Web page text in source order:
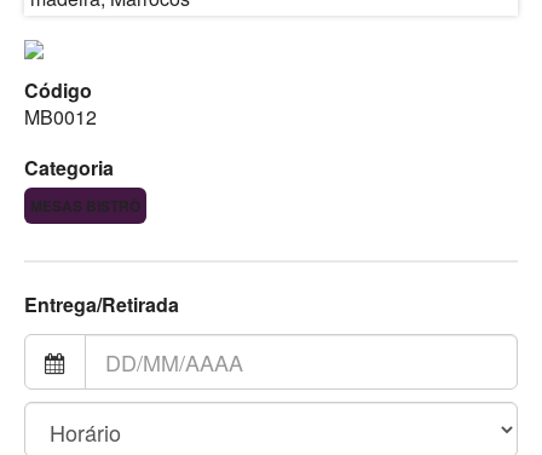
Código
MB0012
Categoria
MESAS BISTRÔ
Entrega/Retirada